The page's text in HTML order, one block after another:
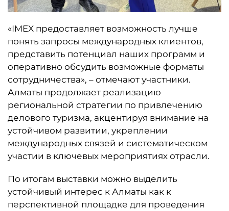
«IMEX предоставляет возможность лучше
понять запросы международных клиентов,
представить потенциал наших программ и
оперативно обсудить возможные форматы
сотрудничества», – отмечают участники.
Алматы продолжает реализацию
региональной стратегии по привлечению
делового туризма, акцентируя внимание на
устойчивом развитии, укреплении
международных связей и систематическом
участии в ключевых мероприятиях отрасли.
По итогам выставки можно выделить
устойчивый интерес к Алматы как к
перспективной площадке для проведения